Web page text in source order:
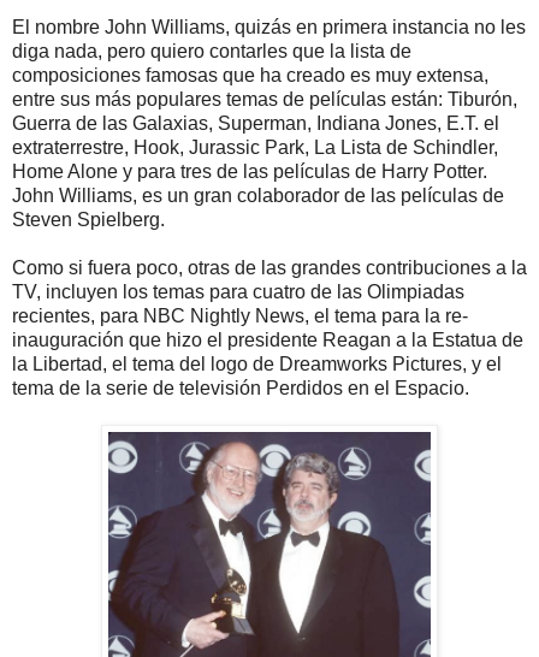
El nombre John Williams, quizás en primera instancia no les
diga nada, pero quiero contarles que la lista de
composiciones famosas que ha creado es muy extensa,
entre sus más populares temas de películas están: Tiburón,
Guerra de las Galaxias, Superman, Indiana Jones, E.T. el
extraterrestre, Hook, Jurassic Park, La Lista de Schindler,
Home Alone y para tres de las películas de Harry Potter.
John Williams, es un gran colaborador de las películas de
Steven Spielberg.
Como si fuera poco, otras de las grandes contribuciones a la
TV, incluyen los temas para cuatro de las Olimpiadas
recientes, para NBC Nightly News, el tema para la re-
inauguración que hizo el presidente Reagan a la Estatua de
la Libertad, el tema del logo de Dreamworks Pictures, y el
tema de la serie de televisión Perdidos en el Espacio.